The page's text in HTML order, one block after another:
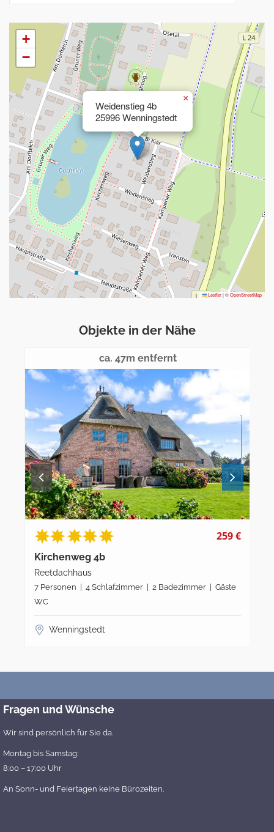
Weidenstieg 4b
25996 Wenningstedt
×
+
−
Leaflet|©OpenStreetMap
Objekte in der Nähe
ca. 47m entfernt
259 €
Kirchenweg 4b
Reetdachhaus
7 Personen | 4 Schlafzimmer | 2 Badezimmer | Gäste
WC
Wenningstedt
Fragen und Wünsche
Wir sind persönlich für Sie da.
Montag bis Samstag:
8:00 – 17:00 Uhr
An Sonn- und Feiertagen keine Bürozeiten.